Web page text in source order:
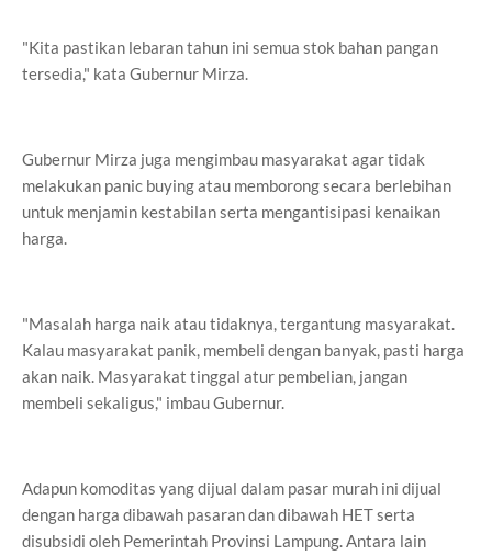
"Kita pastikan lebaran tahun ini semua stok bahan pangan
tersedia," kata Gubernur Mirza.
Gubernur Mirza juga mengimbau masyarakat agar tidak
melakukan panic buying atau memborong secara berlebihan
untuk menjamin kestabilan serta mengantisipasi kenaikan
harga.
"Masalah harga naik atau tidaknya, tergantung masyarakat.
Kalau masyarakat panik, membeli dengan banyak, pasti harga
akan naik. Masyarakat tinggal atur pembelian, jangan
membeli sekaligus," imbau Gubernur.
Adapun komoditas yang dijual dalam pasar murah ini dijual
dengan harga dibawah pasaran dan dibawah HET serta
disubsidi oleh Pemerintah Provinsi Lampung. Antara lain